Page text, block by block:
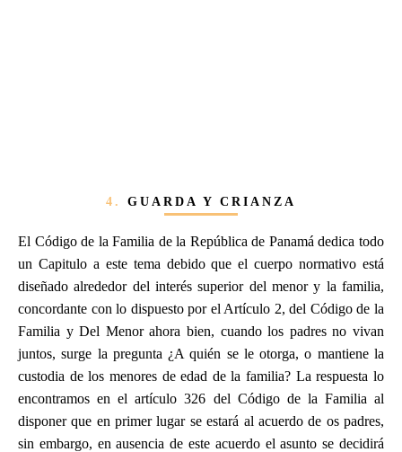
4. GUARDA Y CRIANZA
El Código de la Familia de la República de Panamá dedica todo
un Capitulo a este tema debido que el cuerpo normativo está
diseñado alrededor del interés superior del menor y la familia,
concordante con lo dispuesto por el Artículo 2, del Código de la
Familia y Del Menor ahora bien, cuando los padres no vivan
juntos, surge la pregunta ¿A quién se le otorga, o mantiene la
custodia de los menores de edad de la familia? La respuesta lo
encontramos en el artículo 326 del Código de la Familia al
disponer que en primer lugar se estará al acuerdo de os padres,
sin embargo, en ausencia de este acuerdo el asunto se decidirá